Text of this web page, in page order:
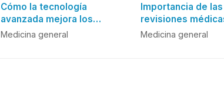
Cómo la tecnología
avanzada mejora los
diagnósticos médicos
Medicina general
Importancia de las
revisiones
regulares para la
Medicina general